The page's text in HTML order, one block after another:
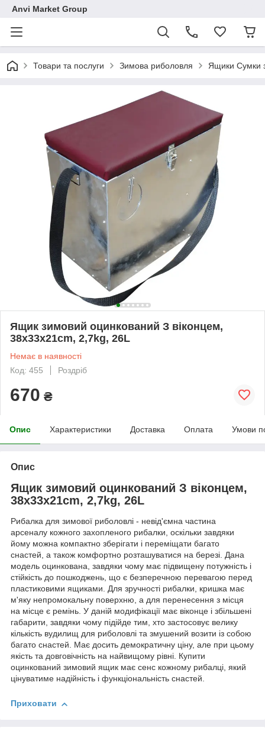
Anvi Market Group
Товари та послуги Зимова риболовля Ящики Сумки
Ящик зимовий оцинкований З віконцем,
38х33х21cm, 2,7kg, 26L
Немає в наявності
Код: 455
Роздріб
670 ₴
Опис Характеристики Доставка Оплата Умови
Опис
Ящик зимовий оцинкований З віконцем,
38х33х21cm, 2,7kg, 26L
Рибалка для зимової риболовлі - невід'ємна частина
арсеналу кожного захопленого рибалки, оскільки завдяки
йому можна компактно зберігати і переміщати багато
снастей, а також комфортно розташуватися на березі. Дана
модель оцинкована, завдяки чому має підвищену потужність і
стійкість до пошкоджень, що є безперечною перевагою перед
пластиковими ящиками. Для зручності рибалки, кришка має
м'яку непромокальну поверхню, а для перенесення з місця
на місце є ремінь. У даній модифікації має віконце і збільшені
габарити, завдяки чому підійде тим, хто застосовує велику
кількість вудилищ для риболовлі та змушений возити із собою
багато снастей. Має досить демократичну ціну, але при цьому
якість та довговічність на найвищому рівні. Купити
оцинкований зимовий ящик має сенс кожному рибалці, який
цінуватиме надійність і функціональність снастей.
Приховати